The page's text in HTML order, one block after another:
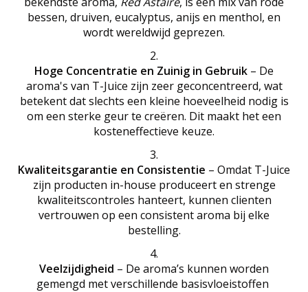
bessen, druiven, eucalyptus, anijs en menthol, en
wordt wereldwijd geprezen.
Hoge Concentratie en Zuinig in Gebruik – De
aroma's van T-Juice zijn zeer geconcentreerd, wat
betekent dat slechts een kleine hoeveelheid nodig is
om een sterke geur te creëren. Dit maakt het een
kosteneffectieve keuze.
Kwaliteitsgarantie en Consistentie – Omdat T-Juice
zijn producten in-house produceert en strenge
kwaliteitscontroles hanteert, kunnen clienten
vertrouwen op een consistent aroma bij elke
bestelling.
Veelzijdigheid – De aroma’s kunnen worden
gemengd met verschillende basisvloeistoffen